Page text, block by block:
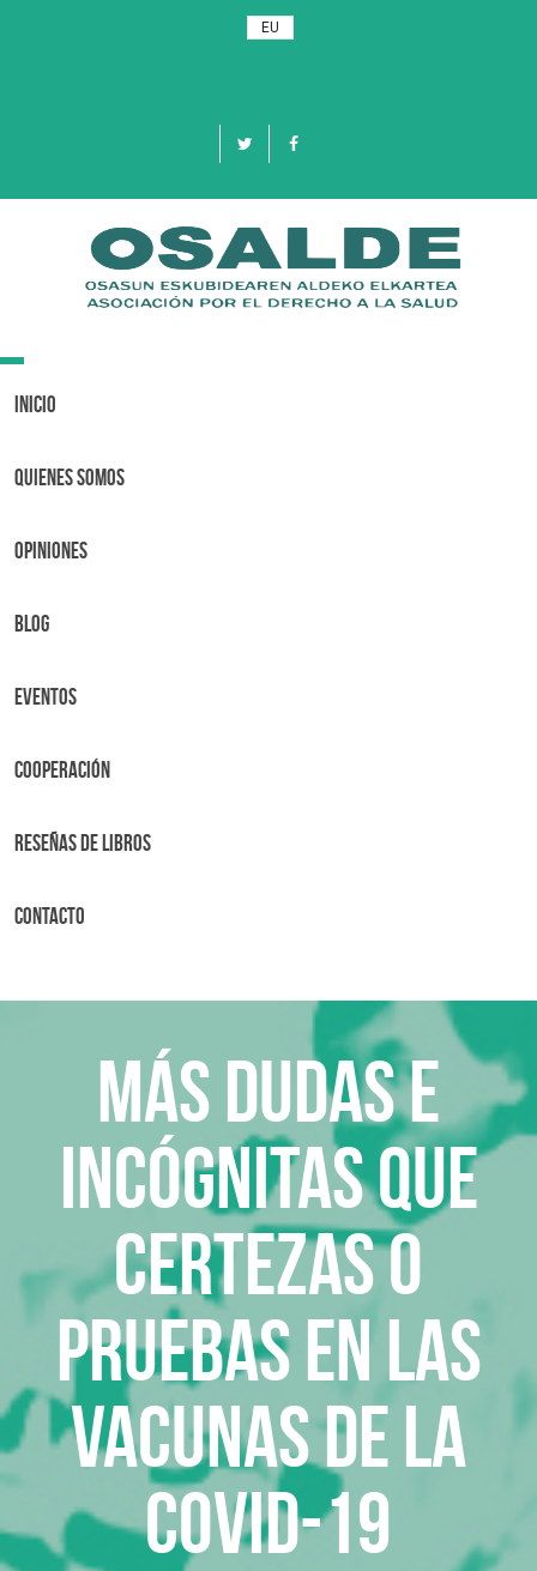
EU
Toggle
Inicio
Quienes Somos
OPINIONES
BLOG
Eventos
Cooperación
Reseñas de libros
Contacto
Más dudas e
incógnitas que
certezas o
pruebas en las
vacunas de la
Covid-19